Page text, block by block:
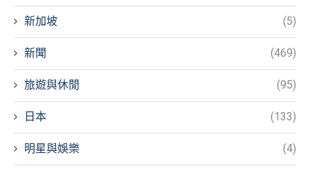
新加坡 (5)
新聞 (469)
旅遊與休閒 (95)
日本 (133)
明星與娛樂 (4)